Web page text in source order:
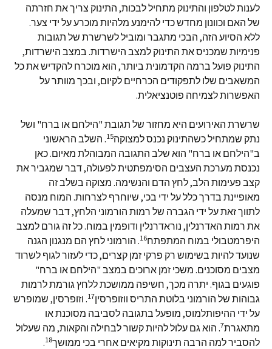
לענות לטלפון והתינוק מתחיל לבכות, התינוק צריך את חזרתה
של האם וכוונון מחדש כדי להימנע מלהיות מוכרע על ידי צער.
ללא הסיוע הזה, הבכי מתגבר ומוביל לשרשרת של תגובות
פנימיות שמכניס את התינוק למצב הישרדות. במצב הישרדות,
התינוק פועל ברמה הקדמונית ביותר, הוא מוכרח להקדיש את כל
המשאבים שלו לתפקודים הכרחיים לקיום, ובכך מוותר על
האפשרות לצמיחה פוטנציאלית.
שרשרת האירועים היא מחזור של תגובת "הילחם או ברח" ושל
נתק שמתחיל כשהתינוק נכנס למצוקה15. השלב הראשוני
ב"הילחם או ברח" הוא שלב התגובה המבוהלת מאיום. כאן
נכנסת מערכת העצבים הסימפתטית לפעולה, דבר שמגביר את
קצב פעימות הלב, לחץ הדם והנשימה. מצוקה בשלב זה
מאופיינת בדרך כלל על ידי בכי, שיוחרף לצרחות. המוח מנסה
לתווך זאת על ידי הגברה של רמות הורמוני הלחץ, דבר שמעלה
את רמות האדרנלין, נוראדרנלין ודופמין במוח. כל זה גורם למצב
היפרמטבולי במוח המתפתח16. הורמוני לחץ הם מנגנון הגנה
שנועד להיות בשימוש רק פרקי זמן קצרים, כדי לעזור לגוף לשרוד
מצבים מסוכנים. משכי זמן ארוכים במצב "הילחם או ברח"
פוגעים בגוף. יתרה מכך, חשיפה ממושכת ללחץ גורמת לרמות
גבוהות של הורמוני בלוטת התריס ווזופרסין17. וזופרסין, שמופרש
על ידי ההיפותלמוס, מופעל בתגובה לסביבה מסוכנת או
מתאגרת7. הוא גם עלול להיות קשור לבחילה והקאות, מה שעלול
להסביר למה הרבה תינוקות מקיאים אחרי בכי ממושך18
.